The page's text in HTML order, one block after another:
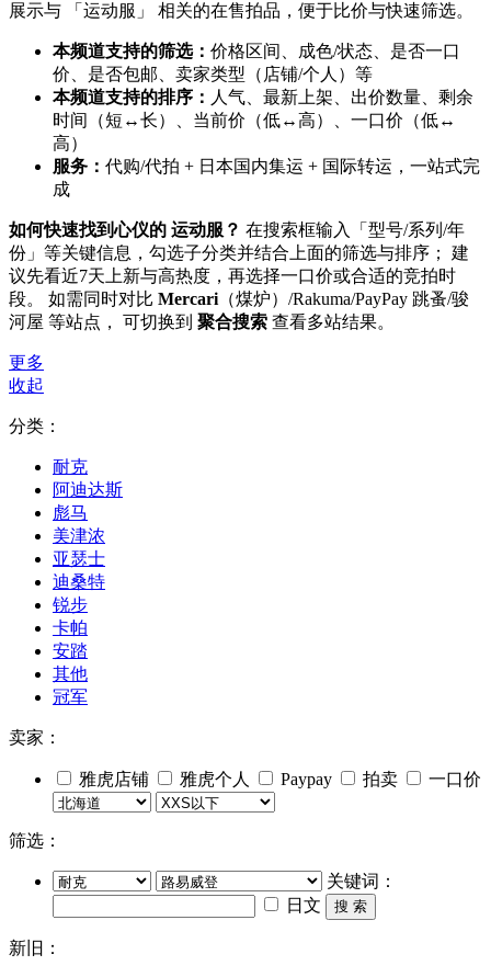
展示与 「运动服」 相关的在售拍品，便于比价与快速筛选。
本频道支持的筛选： 价格区间、成色/状态、是否一口
价、是否包邮、卖家类型（店铺/个人）等
本频道支持的排序： 人气、最新上架、出价数量、剩余
时间（短↔长）、当前价（低↔高）、一口价（低↔
高）
服务： 代购/代拍 + 日本国内集运 + 国际转运，一站式完
成
如何快速找到心仪的 运动服？ 在搜索框输入「型号/系列/年
份」等关键信息，勾选子分类并结合上面的筛选与排序； 建
议先看近7天上新与高热度，再选择一口价或合适的竞拍时
段。 如需同时对比 Mercari （煤炉）/Rakuma/PayPay 跳蚤/骏
河屋 等站点， 可切换到 聚合搜索 查看多站结果。
更多
收起
分类：
耐克
阿迪达斯
彪马
美津浓
亚瑟士
迪桑特
锐步
卡帕
安踏
其他
冠军
卖家：
雅虎店铺 雅虎个人 Paypay 拍卖 一口价
筛选：
关键词：
日文
搜 索
新旧：